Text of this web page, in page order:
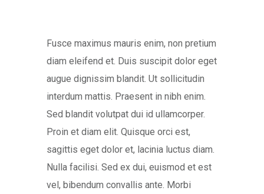
Fusce maximus mauris enim, non pretium
diam eleifend et. Duis suscipit dolor eget
augue dignissim blandit. Ut sollicitudin
interdum mattis. Praesent in nibh enim.
Sed blandit volutpat dui id ullamcorper.
Proin et diam elit. Quisque orci est,
sagittis eget dolor et, lacinia luctus diam.
Nulla facilisi. Sed ex dui, euismod et est
vel, bibendum convallis ante. Morbi